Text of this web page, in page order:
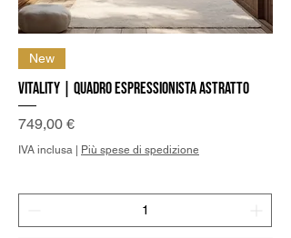
New
Vitality | Quadro Espressionista Astratto
Prezzo
749,00 €
IVA inclusa Più spese di spedizione